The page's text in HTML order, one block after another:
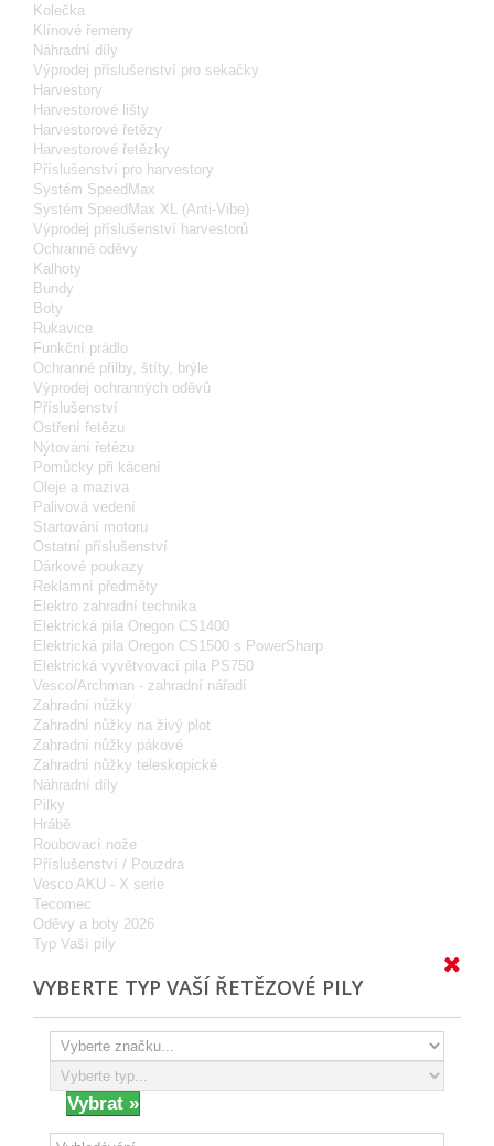
Kolečka
Klínové řemeny
Náhradní díly
Výprodej příslušenství pro sekačky
Harvestory
Harvestorové lišty
Harvestorové řetězy
Harvestorové řetězky
Příslušenství pro harvestory
Systém SpeedMax
Systém SpeedMax XL (Anti-Vibe)
Výprodej příslušenství harvestorů
Ochranné oděvy
Kalhoty
Bundy
Boty
Rukavice
Funkční prádlo
Ochranné přilby, štíty, brýle
Výprodej ochranných oděvů
Příslušenství
Ostření řetězu
Nýtování řetězu
Pomůcky při kácení
Oleje a maziva
Palivová vedení
Startování motoru
Ostatní příslušenství
Dárkové poukazy
Reklamní předměty
Elektro zahradní technika
Elektrická pila Oregon CS1400
Elektrická pila Oregon CS1500 s PowerSharp
Elektrická vyvětvovací pila PS750
Vesco/Archman - zahradní nářadí
Zahradní nůžky
Zahradní nůžky na živý plot
Zahradní nůžky pákové
Zahradní nůžky teleskopické
Náhradní díly
Pilky
Hrábě
Roubovací nože
Příslušenství / Pouzdra
Vesco AKU - X serie
Tecomec
Oděvy a boty 2026
Typ Vaší pily
VYBERTE TYP VAŠÍ ŘETĚZOVÉ PILY